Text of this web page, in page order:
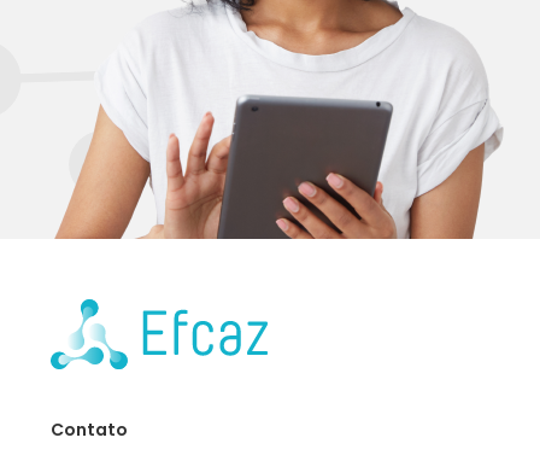
Contato